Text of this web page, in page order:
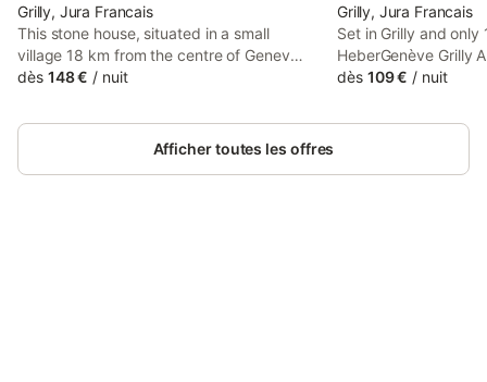
Grilly, Jura Francais
This stone house, situated in a small
village 18 km from the centre of Geneva,
features panoramic views of Mont Blanc,
free Wi-Fi access.
dès 148 € / nuit
Grilly, Jura Francais
Set in Grilly and only
HeberGenève Grilly
accommodation
dès 109 € / nuit
Afficher toutes les offres